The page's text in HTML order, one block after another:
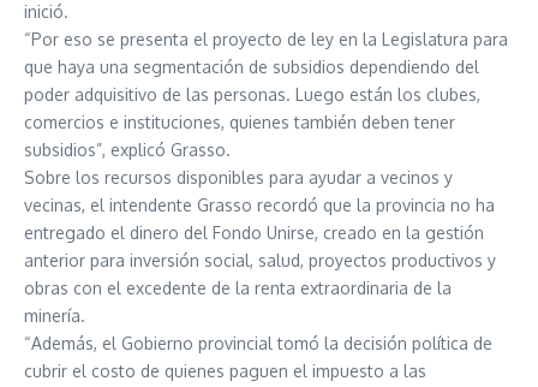
inició.
“Por eso se presenta el proyecto de ley en la Legislatura para
que haya una segmentación de subsidios dependiendo del
poder adquisitivo de las personas. Luego están los clubes,
comercios e instituciones, quienes también deben tener
subsidios”, explicó Grasso.
Sobre los recursos disponibles para ayudar a vecinos y
vecinas, el intendente Grasso recordó que la provincia no ha
entregado el dinero del Fondo Unirse, creado en la gestión
anterior para inversión social, salud, proyectos productivos y
obras con el excedente de la renta extraordinaria de la
minería.
“Además, el Gobierno provincial tomó la decisión política de
cubrir el costo de quienes paguen el impuesto a las